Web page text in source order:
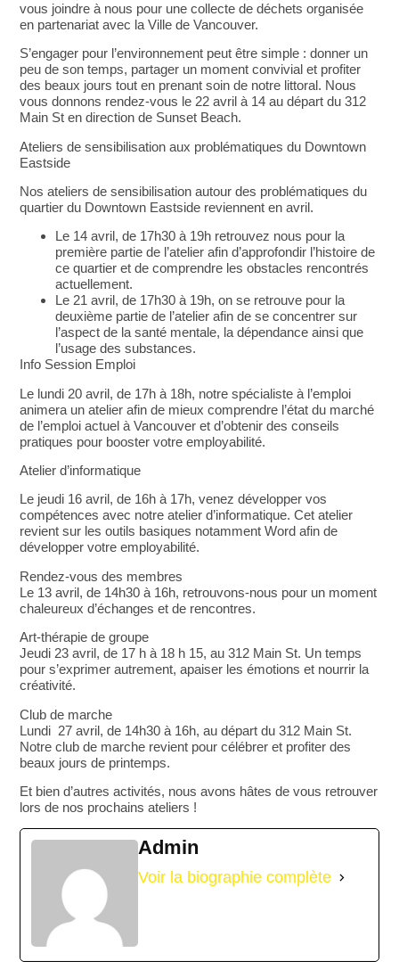
vous joindre à nous pour une collecte de déchets organisée
en partenariat avec la Ville de Vancouver.
S’engager pour l’environnement peut être simple : donner un
peu de son temps, partager un moment convivial et profiter
des beaux jours tout en prenant soin de notre littoral. Nous
vous donnons rendez-vous le 22 avril à 14 au départ du 312
Main St en direction de Sunset Beach.
Ateliers de sensibilisation aux problématiques du Downtown
Eastside
Nos ateliers de sensibilisation autour des problématiques du
quartier du Downtown Eastside reviennent en avril.
Le 14 avril, de 17h30 à 19h retrouvez nous pour la
première partie de l’atelier afin d’approfondir l’histoire de
ce quartier et de comprendre les obstacles rencontrés
actuellement.
Le 21 avril, de 17h30 à 19h, on se retrouve pour la
deuxième partie de l’atelier afin de se concentrer sur
l’aspect de la santé mentale, la dépendance ainsi que
l’usage des substances.
Info Session Emploi
Le lundi 20 avril, de 17h à 18h, notre spécialiste à l’emploi
animera un atelier afin de mieux comprendre l’état du marché
de l’emploi actuel à Vancouver et d’obtenir des conseils
pratiques pour booster votre employabilité.
Atelier d’informatique
Le jeudi 16 avril, de 16h à 17h, venez développer vos
compétences avec notre atelier d’informatique. Cet atelier
revient sur les outils basiques notamment Word afin de
développer votre employabilité.
Rendez-vous des membres
Le 13 avril, de 14h30 à 16h, retrouvons-nous pour un moment
chaleureux d’échanges et de rencontres.
Art-thérapie de groupe
Jeudi 23 avril, de 17 h à 18 h 15, au 312 Main St. Un temps
pour s’exprimer autrement, apaiser les émotions et nourrir la
créativité.
Club de marche
Lundi 27 avril, de 14h30 à 16h, au départ du 312 Main St.
Notre club de marche revient pour célébrer et profiter des
beaux jours de printemps.
Et bien d’autres activités, nous avons hâtes de vous retrouver
lors de nos prochains ateliers !
Admin
Voir la biographie complète